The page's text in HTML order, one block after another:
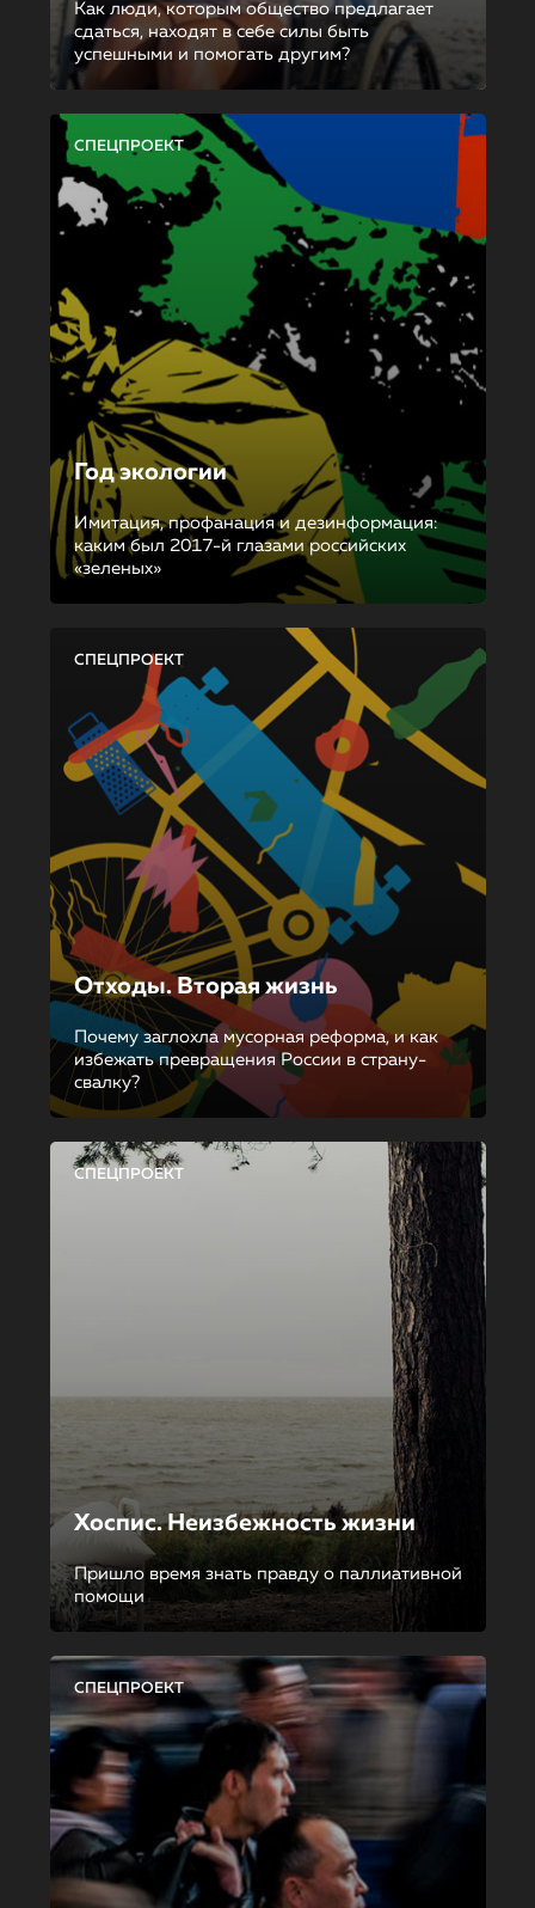
Как люди, которым общество предлагает
сдаться, находят в себе силы быть
успешными и помогать другим?
СПЕЦПРОЕКТ
Год экологии
Имитация, профанация и дезинформация:
каким был 2017-й глазами российских
«зеленых»
СПЕЦПРОЕКТ
Отходы. Вторая жизнь
Почему заглохла мусорная реформа, и как
избежать превращения России в страну-
свалку?
СПЕЦПРОЕКТ
Хоспис. Неизбежность жизни
Пришло время знать правду о паллиативной
помощи
СПЕЦПРОЕКТ